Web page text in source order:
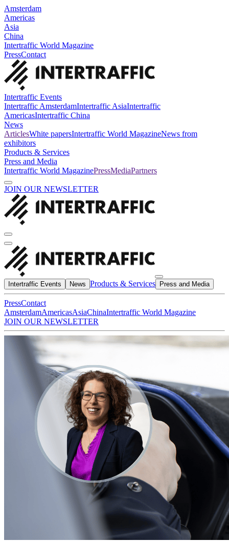
Amsterdam
Americas
Asia
China
Intertraffic World Magazine
PressContact
Intertraffic Events
Intertraffic AmsterdamIntertraffic AsiaIntertraffic
AmericasIntertraffic China
News
ArticlesWhite papersIntertraffic World MagazineNews from
exhibitors
Products & Services
Press and Media
Intertraffic World MagazinePressMediaPartners
JOIN OUR NEWSLETTER
Intertraffic Events News Products & Services Press and Media
PressContact
AmsterdamAmericasAsiaChinaIntertraffic World Magazine
JOIN OUR NEWSLETTER